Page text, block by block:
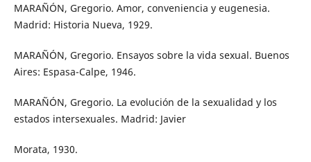
MARAÑÓN, Gregorio. Amor, conveniencia y eugenesia.
Madrid: Historia Nueva, 1929.
MARAÑÓN, Gregorio. Ensayos sobre la vida sexual. Buenos
Aires: Espasa-Calpe, 1946.
MARAÑÓN, Gregorio. La evolución de la sexualidad y los
estados intersexuales. Madrid: Javier
Morata, 1930.